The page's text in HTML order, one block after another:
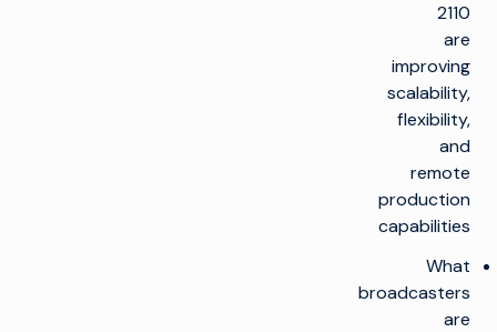
2110
are
improving
scalability,
flexibility,
and
remote
production
capabilities
What
broadcasters
are